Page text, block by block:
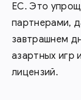
ЕС. Это
партнерами,
завтрашнем
азартных игр
лицензий.